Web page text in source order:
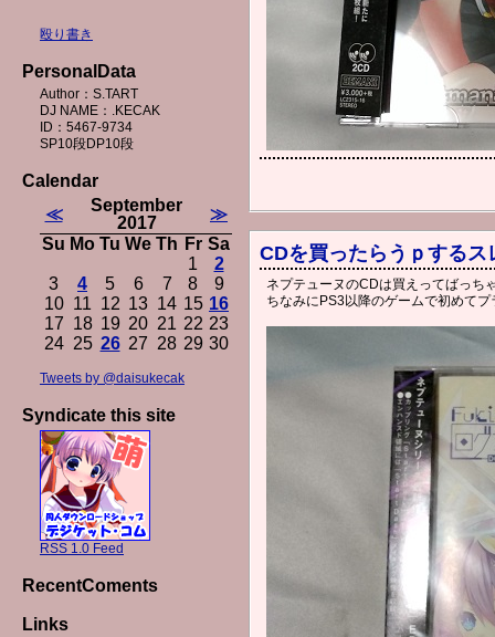
CDを買ったらうｐするス
ネプテューヌのCDは買えってばっち
ちなみにPS3以降のゲームで初めて
殴り書き
PersonalData
Author：S.TART
DJ NAME：.KECAK
ID：5467-9734
SP10段DP10段
Calendar
≪
September
2017
≫
Su Mo Tu We Th Fr Sa
1
2
3
4 5 6 7 8
9
10 11 12 13 14 15 16
17 18 19 20 21 22 23
24 25 26 27 28 29 30
Tweets by @daisukecak
Syndicate this site
RSS 1.0 Feed
RecentComents
Links